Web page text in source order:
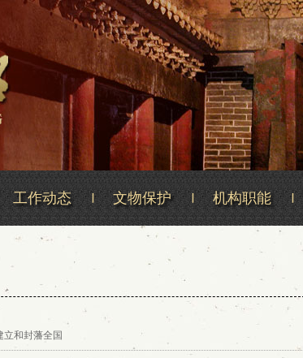
工作动态 文物保护 机构职能
立和封藩全国